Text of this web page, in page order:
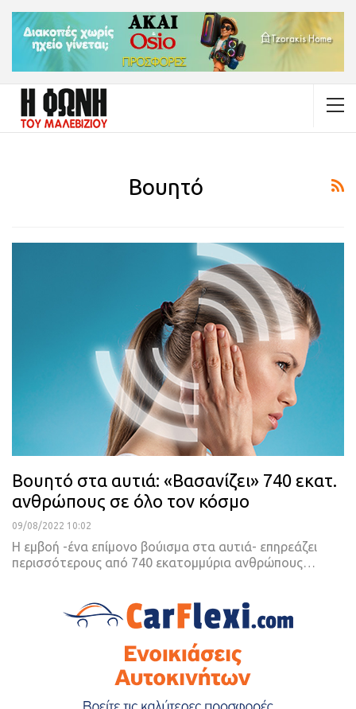
Βουητό
Βουητό στα αυτιά: «Βασανίζει» 740 εκατ.
ανθρώπους σε όλο τον κόσμο
09/08/2022 10:02
Η εμβοή -ένα επίμονο βούισμα στα αυτιά- επηρεάζει
περισσότερους από 740 εκατομμύρια ανθρώπους…